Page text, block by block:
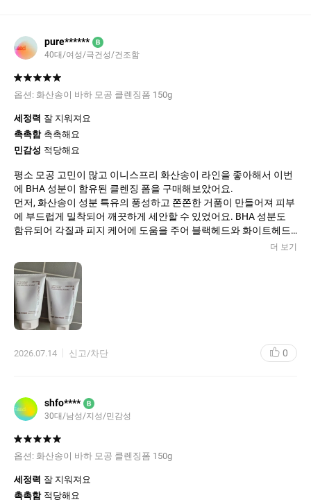
pure****** B
40대/여성/극건성/건조함
옵션: 화산송이 바하 모공 클렌징폼 150g
세정력 잘 지워져요
촉촉함 촉촉해요
민감성 적당해요
평소 모공 고민이 많고 이니스프리 화산송이 라인을 좋아해서 이번
에 BHA 성분이 함유된 클렌징 폼을 구매해보았어요.
​먼저, 화산송이 성분 특유의 풍성하고 쫀쫀한 거품이 만들어져 피부
에 부드럽게 밀착되어 깨끗하게 세안할 수 있었어요. BHA 성분도
함유되어 각질과 피지 케어에 도움을 주어 블랙헤드와 화이트헤드
를 완화시키는 데 효과적이었어요. 특히 모공 속 노폐물까지 깨끗하
​세안 후에도 당김 없이 촉촉하게 마무리되어 피부가 편안했고, 은은
한 허브 향이 기분까지 맑게 만들어주어 매일 사용하기에도 부담 없
는 제품이었어요.
​모공 고민이 많고 피지고민이라면 강력 추천하는 이니스프리 화산
송이 BHA 모공 클렌징 폼! 꾸준히 사용하면 피부 변화를 확실히 느
더 보기
2026.07.14 신고/차단 0
shfo**** B
30대/남성/지성/민감성
옵션: 화산송이 바하 모공 클렌징폼 150g
세정력 잘 지워져요
촉촉함 적당해요